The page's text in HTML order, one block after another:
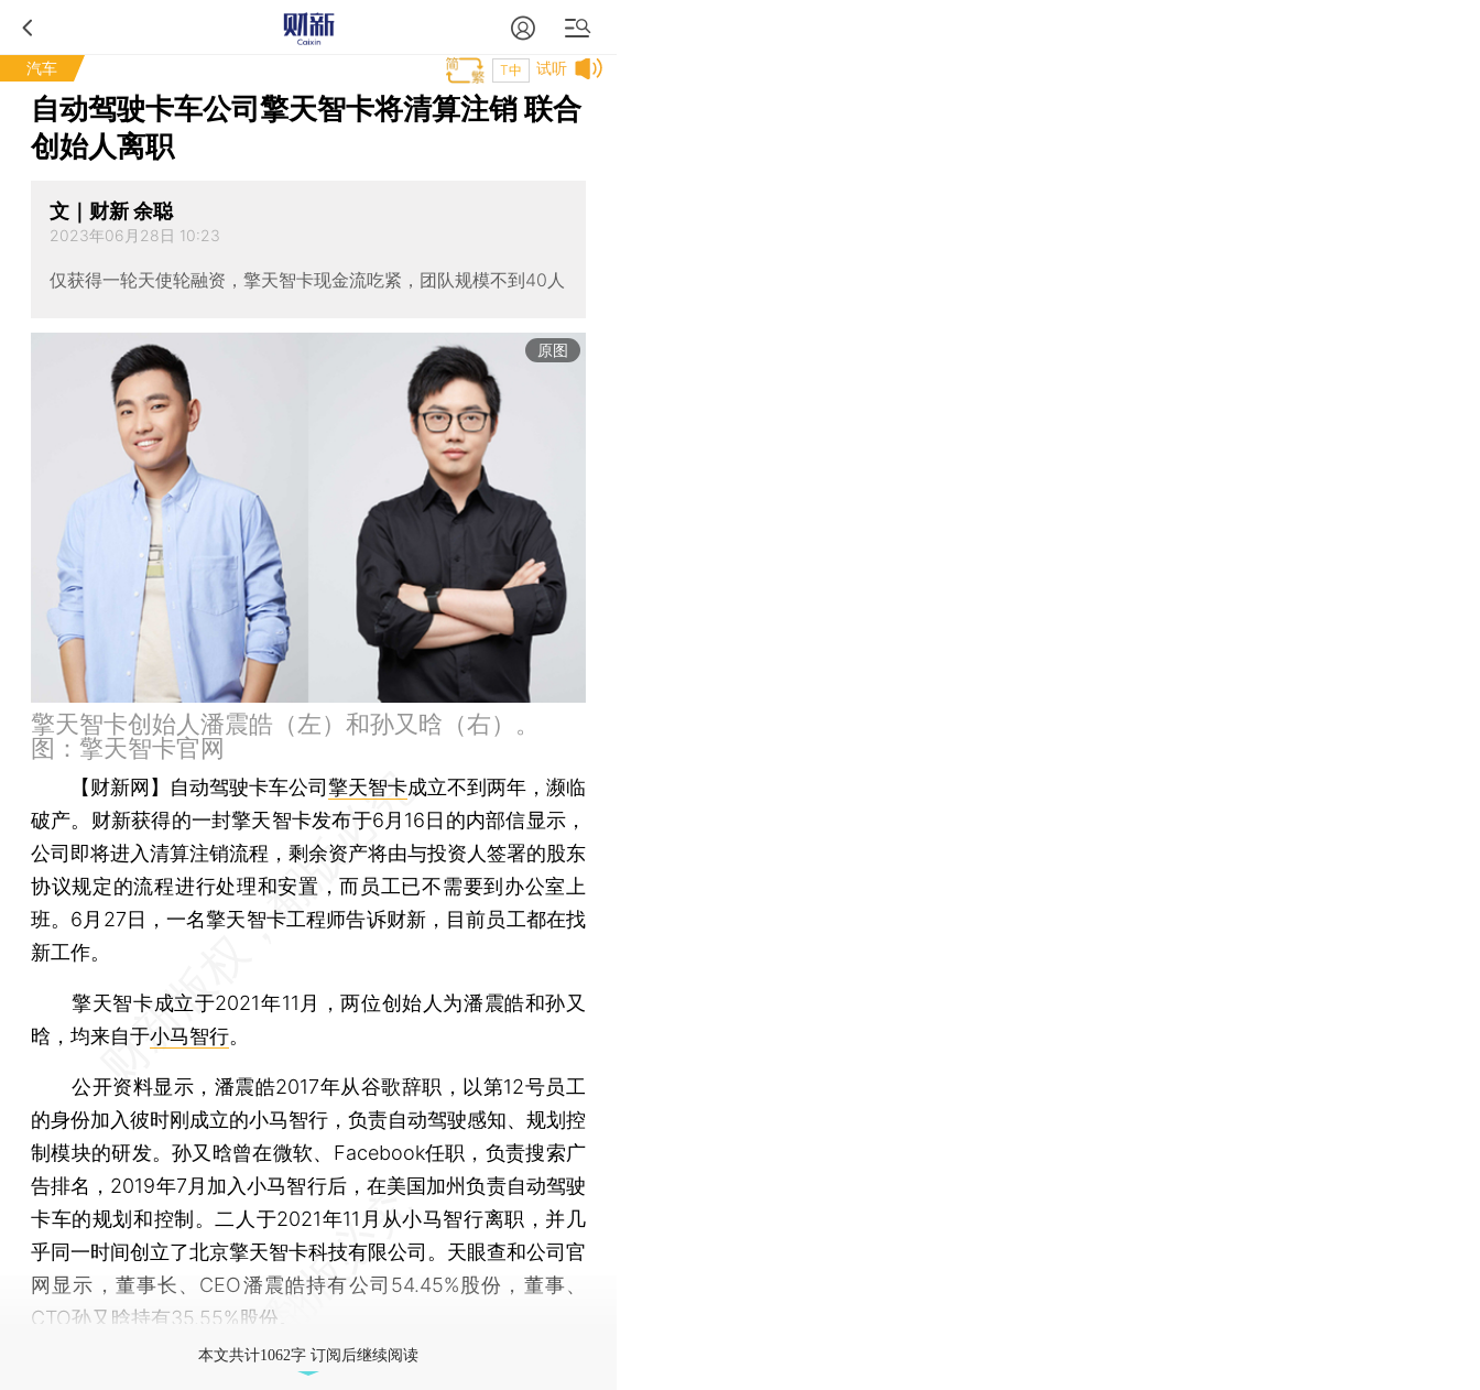
汽车 试听
T中
自动驾驶卡车公司擎天智卡将清算注销 联合
创始人离职
文｜财新 余聪
2023年06月28日 10:23
仅获得一轮天使轮融资，擎天智卡现金流吃紧，团队规模不到40人
原图
擎天智卡创始人潘震皓（左）和孙又晗（右）。
图：擎天智卡官网
【财新网】 自动驾驶卡车公司擎天智卡成立不到两年，濒临
破产。财新获得的一封擎天智卡发布于6月16日的内部信显示，
公司即将进入清算注销流程，剩余资产将由与投资人签署的股东
协议规定的流程进行处理和安置，而员工已不需要到办公室上
班。6月27日，一名擎天智卡工程师告诉财新，目前员工都在找
新工作。
擎天智卡成立于2021年11月，两位创始人为潘震皓和孙又
晗，均来自于小马智行。
公开资料显示，潘震皓2017年从谷歌辞职，以第12号员工
的身份加入彼时刚成立的小马智行，负责自动驾驶感知、规划控
制模块的研发。孙又晗曾在微软、Facebook任职，负责搜索广
告排名，2019年7月加入小马智行后，在美国加州负责自动驾驶
卡车的规划和控制。二人于2021年11月从小马智行离职，并几
乎同一时间创立了北京擎天智卡科技有限公司。天眼查和公司官
网显示，董事长、CEO潘震皓持有公司54.45%股份，董事、
CTO孙又晗持有35.55%股份。
本文共计1062字 订阅后继续阅读